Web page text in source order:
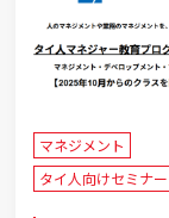
マネジメント
タイ人向けセミナー